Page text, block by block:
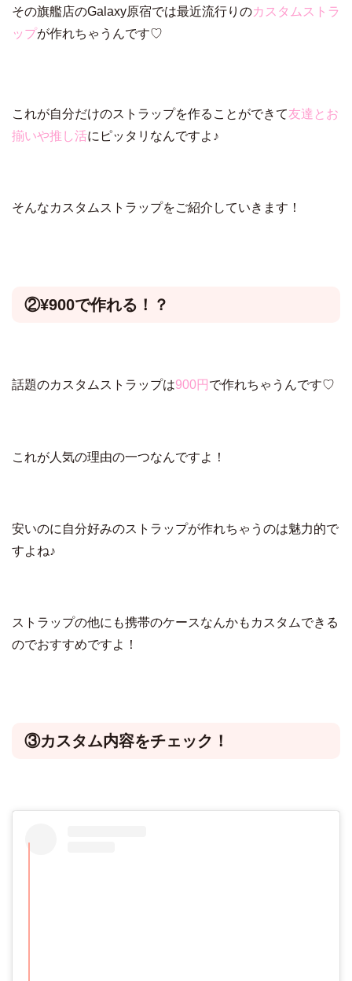
その旗艦店のGalaxy原宿では最近流行りのカスタムストラ
ップが作れちゃうんです♡
これが自分だけのストラップを作ることができて友達とお
揃いや推し活にピッタリなんですよ♪
そんなカスタムストラップをご紹介していきます！
②¥900で作れる！？
話題のカスタムストラップは900円 で作れちゃうんです♡
これが人気の理由の一つなんですよ！
安いのに自分好みのストラップが作れちゃうのは魅力的で
すよね♪
ストラップの他にも携帯のケースなんかもカスタムできる
のでおすすめですよ！
③カスタム内容をチェック！